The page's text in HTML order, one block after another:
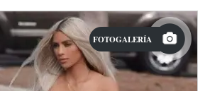
FOTOGALERÍA